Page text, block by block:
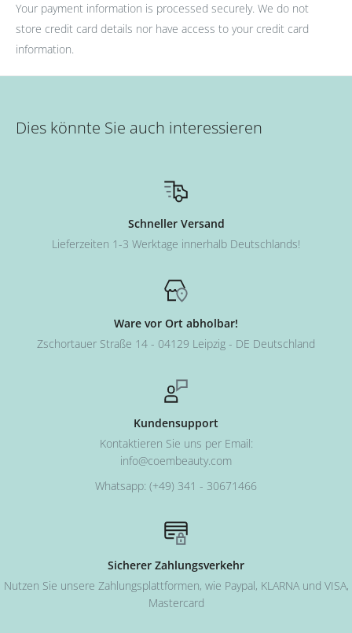
Your payment information is processed securely. We do not
store credit card details nor have access to your credit card
information.
Dies könnte Sie auch interessieren
Schneller Versand
Lieferzeiten 1-3 Werktage innerhalb Deutschlands!
Ware vor Ort abholbar!
Zschortauer Straße 14 - 04129 Leipzig - DE Deutschland
Kundensupport
Kontaktieren Sie uns per Email:
info@coembeauty.com
Whatsapp: (+49) 341 - 30671466
Sicherer Zahlungsverkehr
Nutzen Sie unsere Zahlungsplattformen, wie Paypal, KLARNA und VISA,
Mastercard